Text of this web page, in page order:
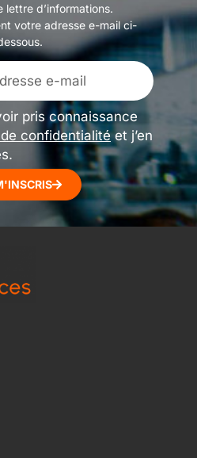
lettre d’informations.
votre adresse e-mail ci-
pris connaissance
confidentialitéet j’en